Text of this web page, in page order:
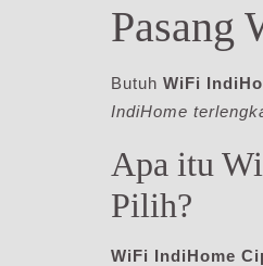
Pasang
Butuh WiFi
IndiHome
Apa itu
Pilih?
WiFi IndiHome